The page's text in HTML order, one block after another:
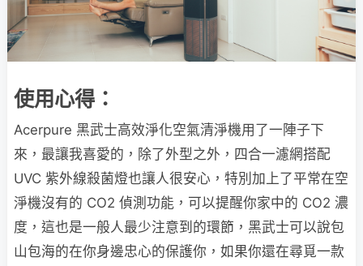
使用心得：
Acerpure 黑武士高效淨化空氣清淨機用了一陣子下
來，最讓我喜愛的，除了外型之外，四合一濾網搭配
UVC 紫外線殺菌燈也讓人很安心，特別加上了平常在空
淨機沒有的 CO2 偵測功能，可以提醒你家中的 CO2 濃
度，這也是一般人最少注意到的環節，黑武士可以說包
山包海的在你身邊忠心的保護你，如果你還在尋覓一款